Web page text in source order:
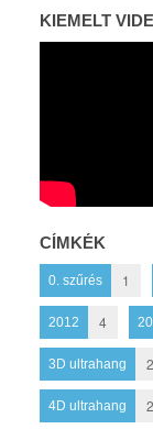
KIEMELT
CÍMKÉK
0. szűrés 1
2012 4
3D ultrahang 2
4D ultrahang 2